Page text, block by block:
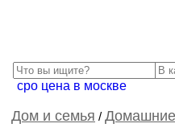
сро цена в москве
Дом и семья /